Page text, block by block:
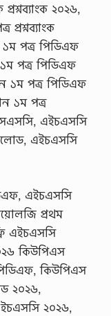
২০২৬,
পত্র পিডিএফ
পত্র পিডিএফ
১ম পত্র পিডিএফ
১ম পত্র
এইচএসসি
এইচএসসি
এইচএসসি
প্রথম
এইচএসসি
কিউপিএস
কিউপিএস
২০২৬,
২০২৬,